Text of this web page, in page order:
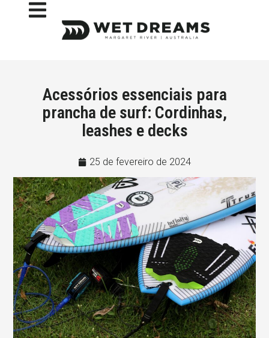
Acessórios essenciais para
prancha de surf: Cordinhas,
leashes e decks
25 de fevereiro de 2024